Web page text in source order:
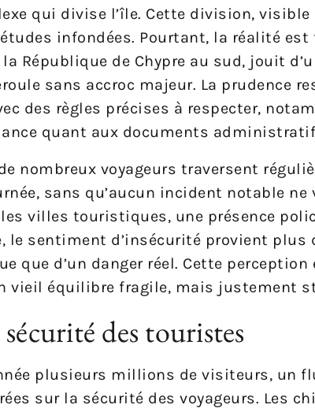
qui divise l’île. Cette division, visible
infondées. Pourtant, la réalité est
République de Chypre au sud, jouit
sans accroc majeur. La prudence
des règles précises à respecter,
quant aux documents
nombreux voyageurs traversent
sans qu’aucun incident notable ne
villes touristiques, une présence
le sentiment d’insécurité provient plus
que d’un danger réel. Cette
vieil équilibre fragile, mais justement
des touristes
plusieurs millions de visiteurs, un
sur la sécurité des voyageurs. Les